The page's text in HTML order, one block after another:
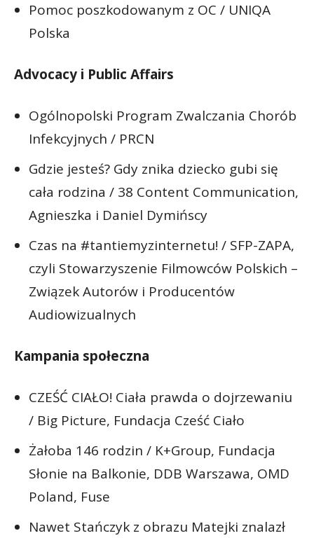
Pomoc poszkodowanym z OC / UNIQA
Polska
Advocacy i Public Affairs
Ogólnopolski Program Zwalczania Chorób
Infekcyjnych / PRCN
Gdzie jesteś? Gdy znika dziecko gubi się
cała rodzina / 38 Content Communication,
Agnieszka i Daniel Dymińscy
Czas na #tantiemyzinternetu! / SFP-ZAPA,
czyli Stowarzyszenie Filmowców Polskich –
Związek Autorów i Producentów
Audiowizualnych
Kampania społeczna
CZEŚĆ CIAŁO! Ciała prawda o dojrzewaniu
/ Big Picture, Fundacja Cześć Ciało
Żałoba 146 rodzin / K+Group, Fundacja
Słonie na Balkonie, DDB Warszawa, OMD
Poland, Fuse
Nawet Stańczyk z obrazu Matejki znalazł